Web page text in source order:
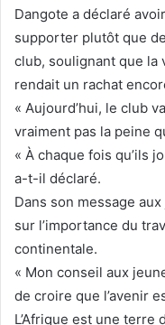
Dangote a déclaré
supporter plutôt que
club, soulignant que la
rendait un rachat
« Aujourd’hui, le club
vraiment pas la peine
« À chaque fois qu’ils
a-t-il déclaré.
Dans son message
sur l’importance du
continentale.
« Mon conseil aux
de croire que l’avenir
L’Afrique est une terre